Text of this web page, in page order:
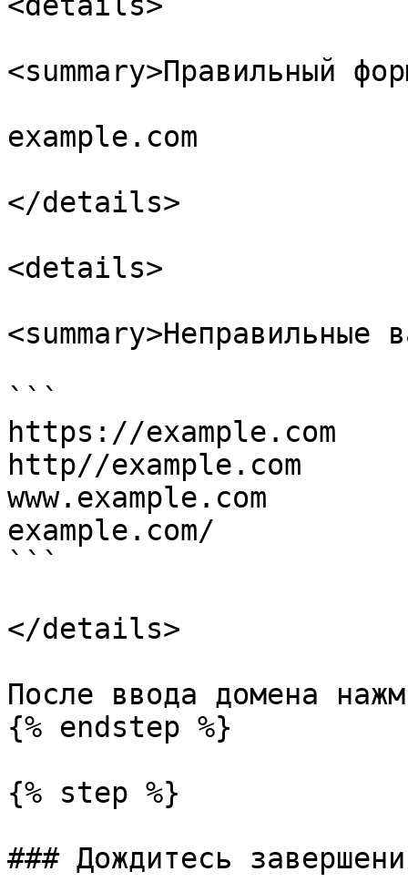
<summary>Правильный
example.com
</details>
<details>
<summary>Неправильные
```
https://example.com
http//example.com
www.example.com
example.com/
```
</details>
После ввода домена
{% endstep %}
{% step %}
### Дождитесь